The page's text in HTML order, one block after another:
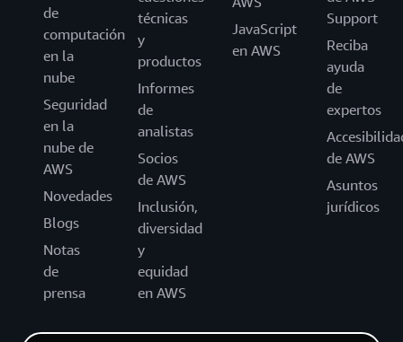
de
computación
en la
nube
Seguridad
en la
nube de
AWS
Novedades
Blogs
Notas
de
prensa
técnicas
y
productos
Informes
de
analistas
Socios
de AWS
Inclusión,
diversidad
y
equidad
en AWS
JavaScript
en AWS
Support
Reciba
ayuda
de
expertos
de AWS
Asuntos
jurídicos